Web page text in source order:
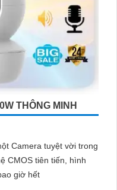
THÔNG MINH
Camera tuyệt vời trong
giờ hết